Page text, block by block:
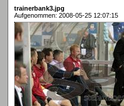
trainerbank3.jpg
Aufgenommen: 2008-05-25 12:07:15